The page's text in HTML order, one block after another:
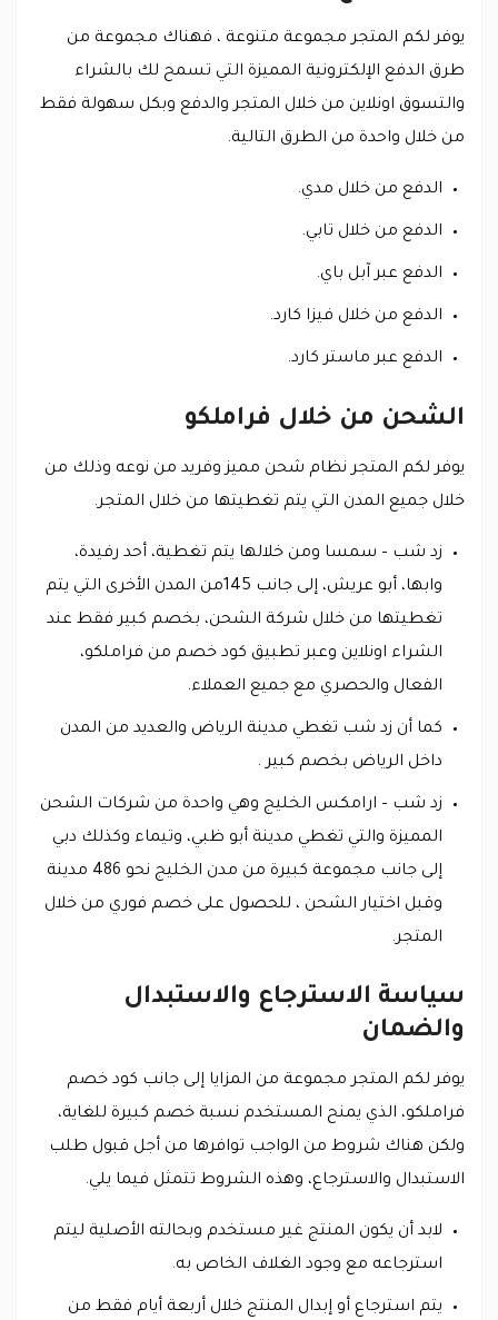
يوفر لكم المتجر مجموعة متنوعة ، فهناك مجموعة من
طرق الدفع الإلكترونية المميزة التي تسمح لك بالشراء
والتسوق اونلاين من خلال المتجر والدفع وبكل سهولة فقط
من خلال واحدة من الطرق التالية.
الدفع من خلال مدي.
الدفع من خلال تابي.
الدفع عبر آبل باي.
الدفع من خلال فيزا كارد.
الدفع عبر ماستر كارد.
الشحن من خلال فراملكو
يوفر لكم المتجر نظام شحن مميز وفريد من نوعه وذلك من
خلال جميع المدن التي يتم تغطيتها من خلال المتجر.
زد شب – سمسا ومن خلالها يتم تغطية، أحد رفيدة،
وابها، أبو عريش، إلى جانب 145من المدن الأخرى التي يتم
تغطيتها من خلال شركة الشحن، بخصم كبير فقط عند
الشراء اونلاين وعبر تطبيق كود خصم من فراملكو،
الفعال والحصري مع جميع العملاء.
كما أن زد شب تغطي مدينة الرياض والعديد من المدن
داخل الرياض بخصم كبير .
زد شب – ارامكس الخليج وهي واحدة من شركات الشحن
المميزة والتي تغطي مدينة أبو ظبي، وتيماء وكذلك دبي
إلى جانب مجموعة كبيرة من مدن الخليج نحو 486 مدينة
وقبل اختيار الشحن ، للحصول على خصم فوري من خلال
المتجر.
سياسة الاسترجاع والاستبدال
والضمان
يوفر لكم المتجر مجموعة من المزايا إلى جانب كود خصم
فراملكو، الذي يمنح المستخدم نسبة خصم كبيرة للغاية،
ولكن هناك شروط من الواجب توافرها من أجل قبول طلب
الاستبدال والاسترجاع، وهذه الشروط تتمثل فيما يلي.
لابد أن يكون المنتج غير مستخدم وبحالته الأصلية ليتم
استرجاعه مع وجود الغلاف الخاص به.
يتم استرجاع أو إبدال المنتج خلال أربعة أيام فقط من